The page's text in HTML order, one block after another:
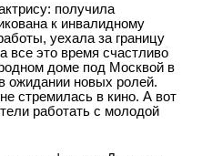
получила
к инвалидному
уехала за границу
все это время счастливо
доме под Москвой в
ожидании новых ролей.
стремилась в кино. А вот
работать с молодой